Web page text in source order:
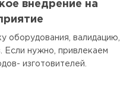
внедрение на
оборудования, валидацию,
Если нужно, привлекаем
изготовителей.